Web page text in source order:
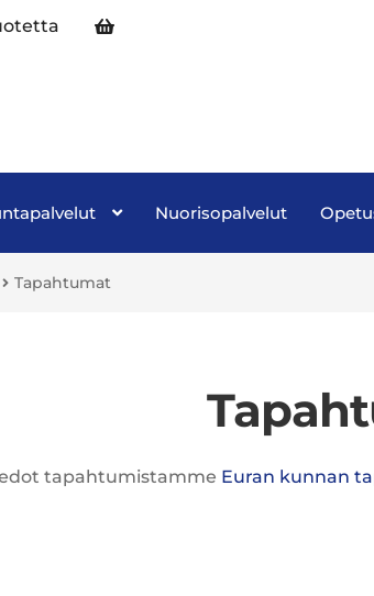
Nuorisopalvelut
Tapahtumat
tapahtumistamme Euran kunnan